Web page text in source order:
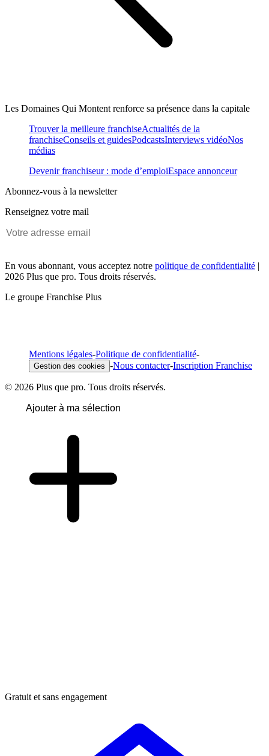
Les Domaines Qui Montent renforce sa présence dans la capitale
Trouver la meilleure franchiseActualités de la
franchiseConseils et guidesPodcastsInterviews vidéoNos
médias
Devenir franchiseur : mode d’emploiEspace annonceur
Abonnez-vous à la newsletter
Renseignez votre mail
En vous abonnant, vous acceptez notre politique de confidentialité |
2026 Plus que pro. Tous droits réservés.
Le groupe Franchise Plus
Mentions légales-Politique de confidentialité-
Gestion des cookies -Nous contacter-Inscription Franchise
© 2026 Plus que pro. Tous droits réservés.
Ajouter à ma sélection
Gratuit et sans engagement